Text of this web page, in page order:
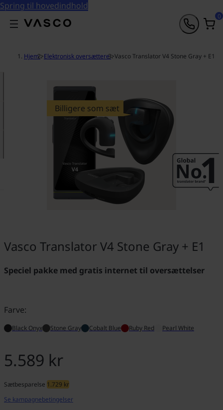
Spring til hovedindhold
0
Hjem >Elektronisk oversættere >Vasco Translator V4 Stone Gray + E1
Billigere som sæt
Vasco Translator V4 Stone Gray + E1
Speciel pakke med gratis internet til oversættelser
Farve:
Black Onyx Stone Gray Cobalt Blue Ruby Red Pearl White
5.589 kr
Sætbesparelse 1.729 kr
Se kampagnebetingelser